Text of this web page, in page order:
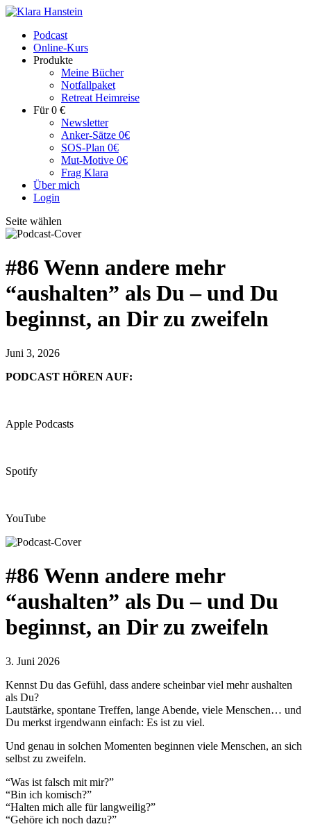
Podcast
Online-Kurs
Produkte
Meine Bücher
Notfallpaket
Retreat Heimreise
Für 0 €
Newsletter
Anker-Sätze 0€
SOS-Plan 0€
Mut-Motive 0€
Frag Klara
Über mich
Login
Seite wählen
#86 Wenn andere mehr
“aushalten” als Du – und Du
beginnst, an Dir zu zweifeln
Juni 3, 2026
PODCAST HÖREN AUF:
Apple Podcasts
Spotify
YouTube
#86 Wenn andere mehr
“aushalten” als Du – und Du
beginnst, an Dir zu zweifeln
3. Juni 2026
Kennst Du das Gefühl, dass andere scheinbar viel mehr aushalten
als Du?
Lautstärke, spontane Treffen, lange Abende, viele Menschen… und
Du merkst irgendwann einfach: Es ist zu viel.
Und genau in solchen Momenten beginnen viele Menschen, an sich
selbst zu zweifeln.
“Was ist falsch mit mir?”
“Bin ich komisch?”
“Halten mich alle für langweilig?”
“Gehöre ich noch dazu?”